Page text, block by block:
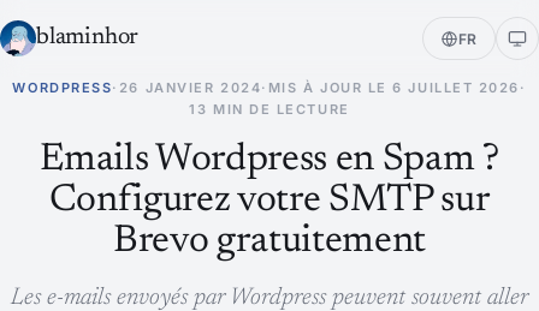
blaminhor FR
WORDPRESS· 26 JANVIER 2024· MIS À JOUR LE6 JUILLET 2026 ·
13 MIN DE LECTURE
Emails Wordpress en Spam ?
Configurez votre SMTP sur
Brevo gratuitement
Les e-mails envoyés par Wordpress peuvent souvent aller